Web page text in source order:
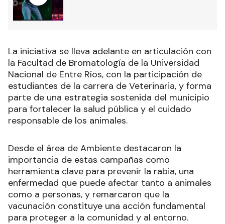
La iniciativa se lleva adelante en articulación con
la Facultad de Bromatología de la Universidad
Nacional de Entre Ríos, con la participación de
estudiantes de la carrera de Veterinaria, y forma
parte de una estrategia sostenida del municipio
para fortalecer la salud pública y el cuidado
responsable de los animales.
Desde el área de Ambiente destacaron la
importancia de estas campañas como
herramienta clave para prevenir la rabia, una
enfermedad que puede afectar tanto a animales
como a personas, y remarcaron que la
vacunación constituye una acción fundamental
para proteger a la comunidad y al entorno.